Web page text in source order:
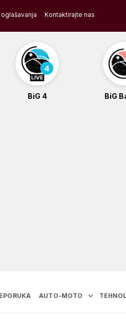
Kontaktirajte nas
BiG 4 BiG
AUTO-MOTO